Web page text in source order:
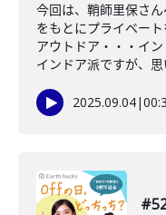
今回は、鞘師里保さん
をもとにプライベー
アウトドア・・・イ
インドア派ですが、
2025.09.04|